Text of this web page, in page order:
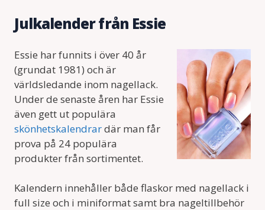
Julkalender från Essie
Essie har funnits i över 40 år
(grundat 1981) och är
världsledande inom nagellack.
Under de senaste åren har Essie
även gett ut populära
skönhetskalendrardär man får
prova på 24 populära
produkter från sortimentet.
Kalendern innehåller både flaskor med nagellack i
full size och i miniformat samt bra nageltillbehör